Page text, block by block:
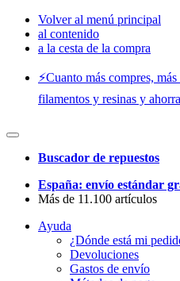
Volver al menú principal
al contenido
a la cesta de la compra
⚡️Cuanto más compres,
filamentos y resinas y
Buscador de repuestos
España: envío estándar
Más de 11.100 artículos
Ayuda
¿Dónde está mi
Devoluciones
Gastos de envío